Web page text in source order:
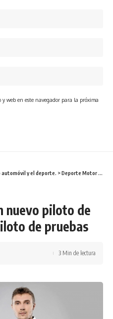
web en este navegador para la próxima
automóvil y el deporte. >Deporte Motor
nuevo piloto de
de pruebas
3 Min de lectura